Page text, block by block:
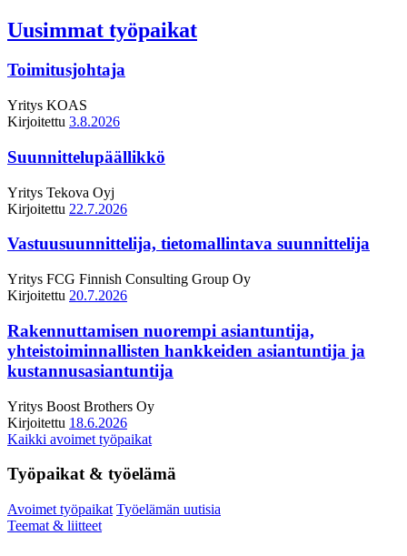
Uusimmat työpaikat
Toimitusjohtaja
Yritys KOAS
Kirjoitettu 3.8.2026
Suunnittelupäällikkö
Yritys Tekova Oyj
Kirjoitettu 22.7.2026
Vastuusuunnittelija, tietomallintava suunnittelija
Yritys FCG Finnish Consulting Group Oy
Kirjoitettu 20.7.2026
Rakennuttamisen nuorempi asiantuntija,
yhteistoiminnallisten hankkeiden asiantuntija ja
kustannusasiantuntija
Yritys Boost Brothers Oy
Kirjoitettu 18.6.2026
Kaikki avoimet työpaikat
Työpaikat & työelämä
Avoimet työpaikat Työelämän uutisia
Teemat & liitteet